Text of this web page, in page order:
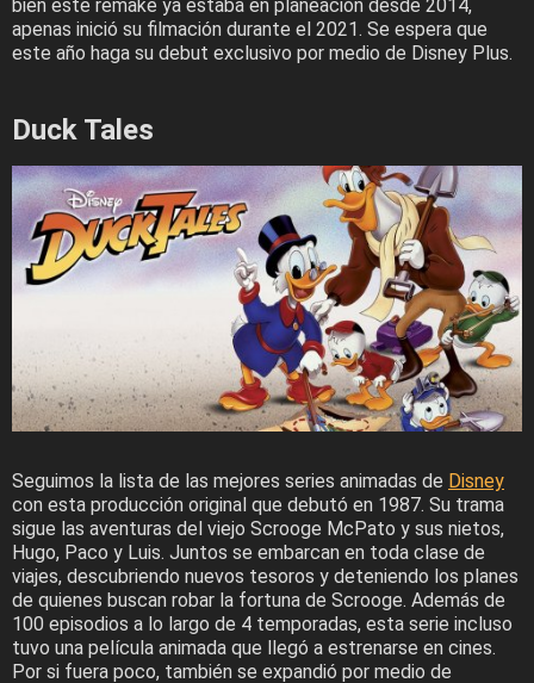
bien este remake ya estaba en planeación desde 2014,
apenas inició su filmación durante el 2021. Se espera que
este año haga su debut exclusivo por medio de Disney Plus.
Duck Tales
Seguimos la lista de las mejores series animadas de Disney
con esta producción original que debutó en 1987. Su trama
sigue las aventuras del viejo Scrooge McPato y sus nietos,
Hugo, Paco y Luis. Juntos se embarcan en toda clase de
viajes, descubriendo nuevos tesoros y deteniendo los planes
de quienes buscan robar la fortuna de Scrooge. Además de
100 episodios a lo largo de 4 temporadas, esta serie incluso
tuvo una película animada que llegó a estrenarse en cines.
Por si fuera poco, también se expandió por medio de